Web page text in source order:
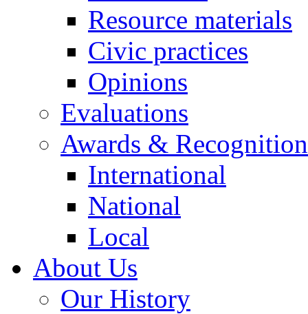
Resource materials
Civic practices
Opinions
Evaluations
Awards &
International
National
Local
About Us
Our History